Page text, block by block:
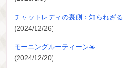
チャットレディの裏側：知られざ
(2024/12/26)
モーニングルーティーン☀️
(2024/12/20)